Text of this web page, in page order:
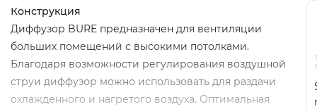
Конструкция
Диффузор BURE предназначен для вентиляции
больших помещений с высокими потолками.
Благодаря возможности регулирования воздушной
струи диффузор можно использовать для раздачи
охлажденного и нагретого воздуха. Оптимальная